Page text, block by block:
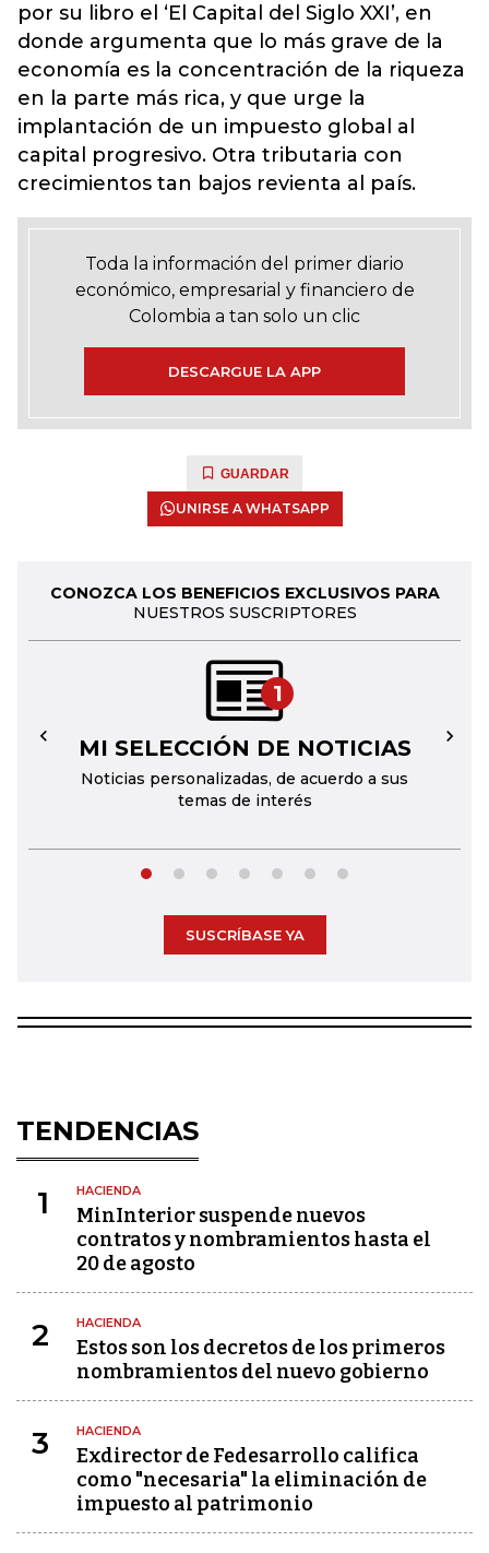
por su libro el ‘El Capital del Siglo XXI’, en
donde argumenta que lo más grave de la
economía es la concentración de la riqueza
en la parte más rica, y que urge la
implantación de un impuesto global al
capital progresivo. Otra tributaria con
crecimientos tan bajos revienta al país.
Toda la información del primer diario
económico, empresarial y financiero de
Colombia a tan solo un clic
DESCARGUE LA APP
GUARDAR
UNIRSE A WHATSAPP
CONOZCA LOS BENEFICIOS EXCLUSIVOS PARA
NUESTROS SUSCRIPTORES
1
MI SELECCIÓN DE NOTICIAS
Noticias personalizadas, de acuerdo a sus
temas de interés
← →
SUSCRÍBASE YA
TENDENCIAS
1 HACIENDA
MinInterior suspende nuevos
contratos y nombramientos hasta el
20 de agosto
2 HACIENDA
Estos son los decretos de los primeros
nombramientos del nuevo gobierno
3 HACIENDA
Exdirector de Fedesarrollo califica
como "necesaria" la eliminación de
impuesto al patrimonio